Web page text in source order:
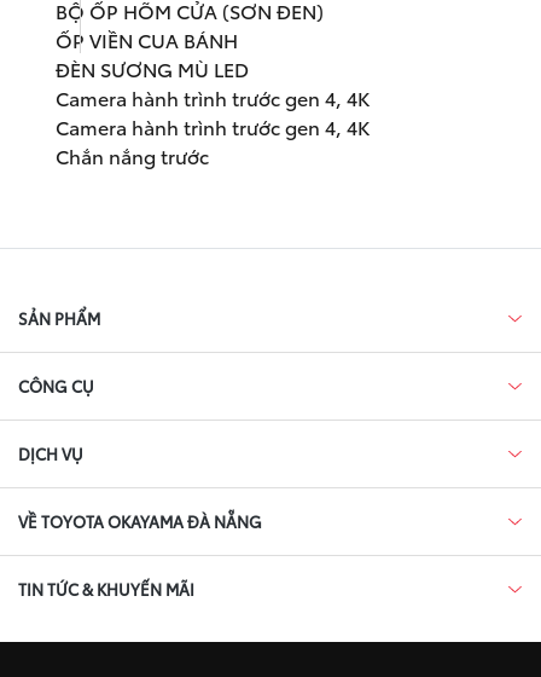
BỘ ỐP HÕM CỬA (SƠN ĐEN)
ỐP VIỀN CUA BÁNH
ĐÈN SƯƠNG MÙ LED
Camera hành trình trước gen 4, 4K
Camera hành trình trước gen 4, 4K
Chắn nắng trước
SẢN PHẨM
CÔNG CỤ
DỊCH VỤ
VỀ TOYOTA OKAYAMA ĐÀ NẴNG
TIN TỨC & KHUYẾN MÃI